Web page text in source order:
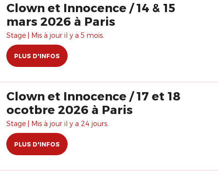
Clown et Innocence / 14 & 15
mars 2026 à Paris
Stage | Mis à jour il y a 5 mois.
PLUS D'INFOS
Clown et Innocence / 17 et 18
ocotbre 2026 à Paris
Stage | Mis à jour il y a 24 jours.
PLUS D'INFOS